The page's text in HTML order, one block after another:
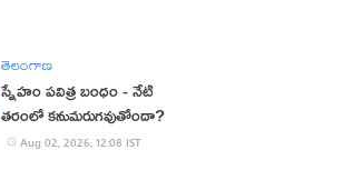
తెలంగాణ
స్నేహం పవిత్ర బంధం - నేటి
తరంలో కనుమరుగవుతోందా?
Aug 02, 2026, 12:08 IST